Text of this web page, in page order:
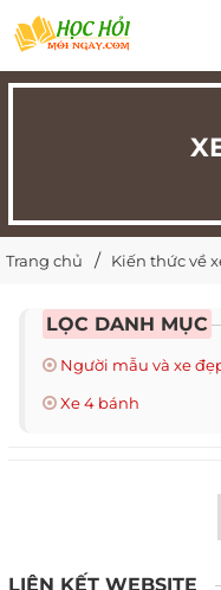
Trang chủ Kiến thức về
LỌC DANH MỤC
Người mẫu và xe
Xe 4 bánh
LIÊN KẾT WEBSITE